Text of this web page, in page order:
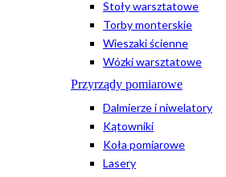
Stoły warsztatowe
Torby monterskie
Wieszaki ścienne
Wózki warsztatowe
Przyrządy pomiarowe
Dalmierze i niwelatory
Kątowniki
Koła pomiarowe
Lasery